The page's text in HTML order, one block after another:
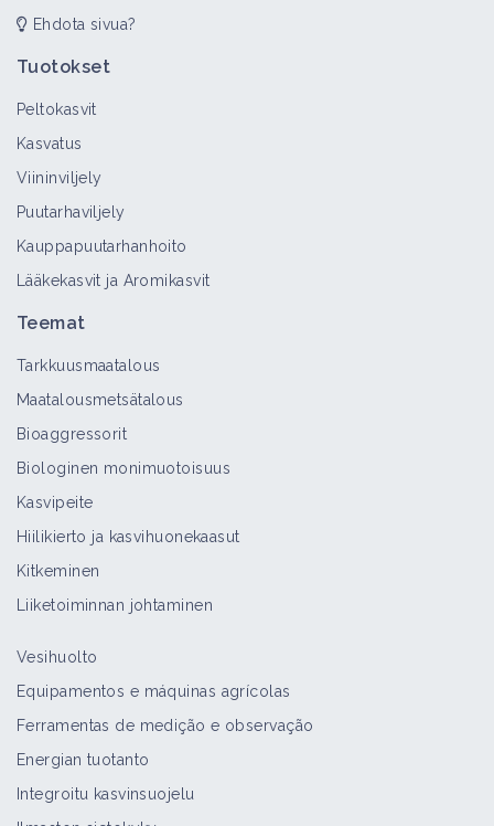
Ehdota sivua?
Tuotokset
Peltokasvit
Kasvatus
Viininviljely
Puutarhaviljely
Kauppapuutarhanhoito
Lääkekasvit ja Aromikasvit
Teemat
Tarkkuusmaatalous
Maatalousmetsätalous
Bioaggressorit
Biologinen monimuotoisuus
Kasvipeite
Hiilikierto ja kasvihuonekaasut
Kitkeminen
Liiketoiminnan johtaminen
Vesihuolto
Equipamentos e máquinas agrícolas
Ferramentas de medição e observação
Energian tuotanto
Integroitu kasvinsuojelu